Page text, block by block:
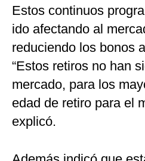
Estos continuos
ido afectando al
reduciendo los bonos
“Estos retiros no han
mercado, para los
edad de retiro para el
explicó.